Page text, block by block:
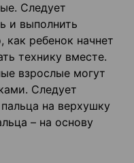
Следует
и выполнить
как ребенок начнет
технику вместе.
взрослые могут
Следует
на верхушку
– на основу